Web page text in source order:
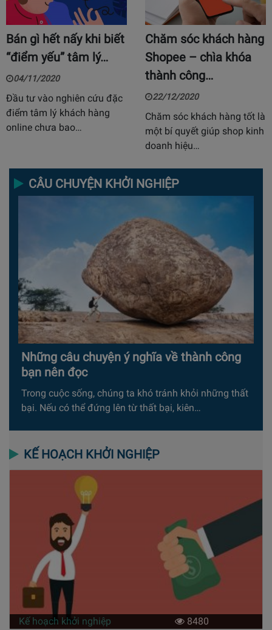
Bán gì hết nấy khi biết
“điểm yếu” tâm lý…
04/11/2020
Đầu tư vào nghiên cứu đặc
điểm tâm lý khách hàng
online chưa bao…
Chăm sóc khách hàng
Shopee – chìa khóa
thành công…
22/12/2020
Chăm sóc khách hàng tốt là
một bí quyết giúp shop kinh
doanh hiệu…
CÂU CHUYỆN KHỞI NGHIỆP
Những câu chuyện ý nghĩa về thành công
bạn nên đọc
Trong cuộc sống, chúng ta khó tránh khỏi những thất
bại. Nếu có thể đứng lên từ thất bại, kiên…
KẾ HOẠCH KHỞI NGHIỆP
Kế hoạch khởi nghiệp 8480